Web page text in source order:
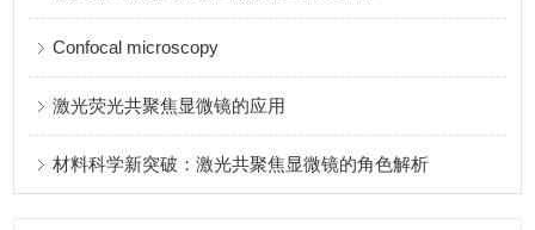
Confocal microscopy
激光荧光共聚焦显微镜的应用
材料科学新突破：激光共聚焦显微镜的角色解析